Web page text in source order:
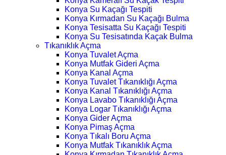
Konya Su Kaçağı Tespiti
Konya Kırmadan Su Kaçağı Bulma
Konya Tesisatta Su Kaçağı Tespiti
Konya Su Tesisatında Kaçak Bulma
Tıkanıklık Açma
Konya Tuvalet Açma
Konya Mutfak Gideri Açma
Konya Kanal Açma
Konya Tuvalet Tıkanıklığı Açma
Konya Kanal Tıkanıklığı Açma
Konya Lavabo Tıkanıklığı Açma
Konya Logar Tıkanıklığı Açma
Konya Gider Açma
Konya Pimaş Açma
Konya Tıkalı Boru Açma
Konya Mutfak Tıkanıklık Açma